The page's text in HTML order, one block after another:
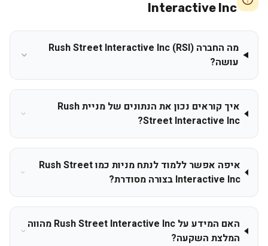
Interactive Inc
מה החברה Rush Street Interactive Inc (RSI)
עושה?
איך קוראים נכון את הנתונים של מניית Rush
Street Interactive Inc?
איפה אפשר ללמוד לנתח מניות כמו Rush Street
Interactive Inc בצורה מסודרת?
האם המידע על Rush Street Interactive Inc מהווה
המלצת השקעה?